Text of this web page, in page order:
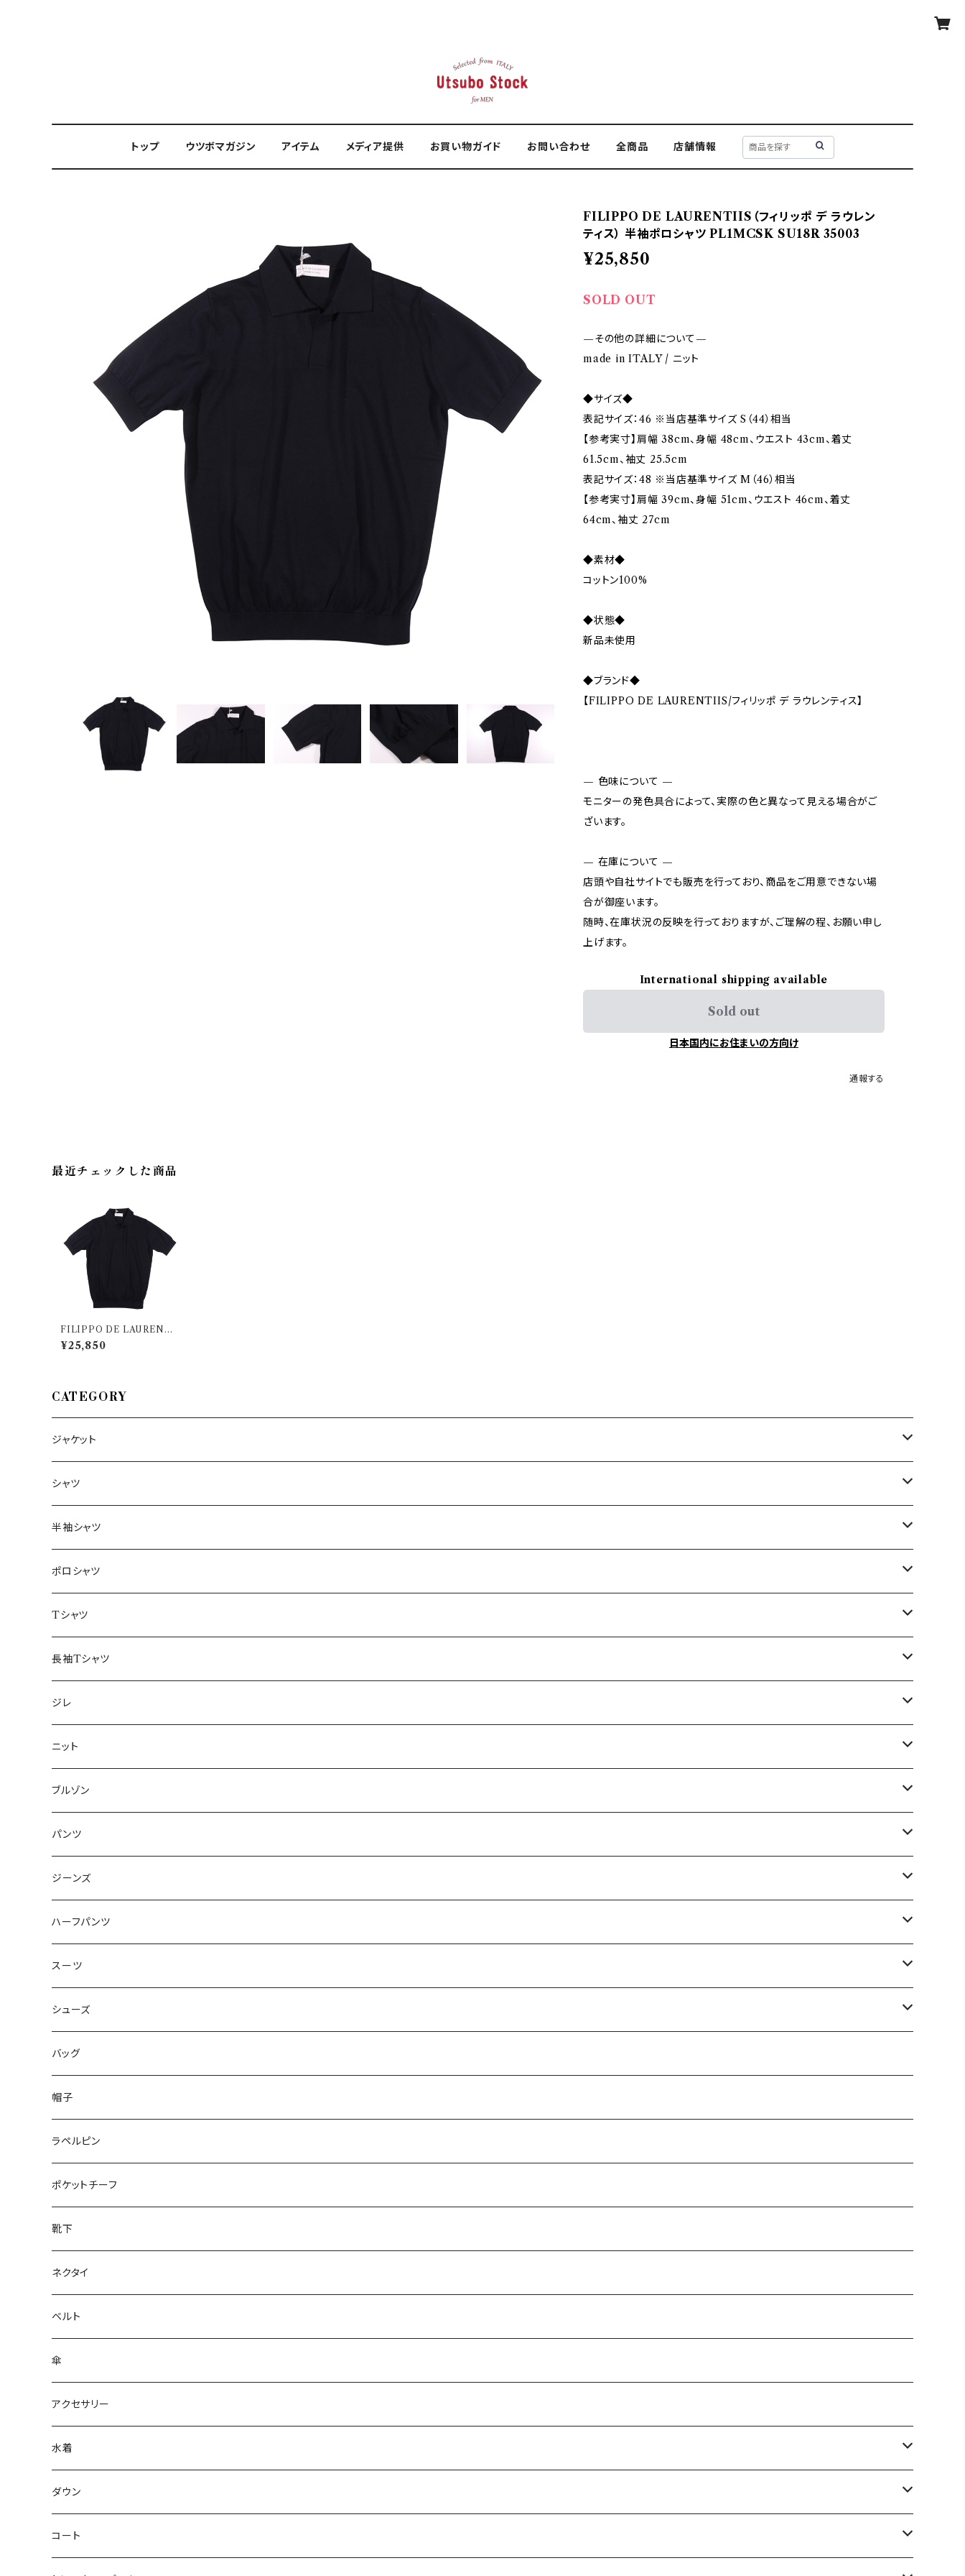
トップ ウツボマガジン アイテム メディア提供 お買い物ガイド お問い合わせ 全商品 店舗情報
FILIPPO DE LAURENTIIS（フィリッポ デ ラウレン
ティス） 半袖ポロシャツ PL1MCSK SU18R 35003
¥25,850
SOLD OUT
—その他の詳細について—
made in ITALY / ニット
◆サイズ◆
表記サイズ：46 ※当店基準サイズ S（44）相当
【参考実寸】肩幅 38cm、身幅 48cm、ウエスト 43cm、着丈
61.5cm、袖丈 25.5cm
表記サイズ：48 ※当店基準サイズ M（46）相当
【参考実寸】肩幅 39cm、身幅 51cm、ウエスト 46cm、着丈
64cm、袖丈 27cm
◆素材◆
コットン100%
◆状態◆
新品未使用
◆ブランド◆
【FILIPPO DE LAURENTIIS/フィリッポ デ ラウレンティス】
— 色味について —
モニターの発色具合によって、実際の色と異なって見える場合がご
ざいます。
— 在庫について —
店頭や自社サイトでも販売を行っており、商品をご用意できない場
合が御座います。
随時、在庫状況の反映を行っておりますが、ご理解の程、お願い申し
上げます。
International shipping available
Sold out
日本国内にお住まいの方向け
通報する
最近チェックした商品
FILIPPO DE LAURENTII
S（フィリッポ デ ラウレンティ
ス） 半袖ポロシャツ PL1MC
¥25,850
CATEGORY
ジャケット
～44/S
46/M
48/L
50/XL～
シャツ
～44/S
46/M
48/L
50/XL～
半袖シャツ
～44/S
46/M
48/L
50/XL～
ポロシャツ
～44/S
46/M
48/L
50/XL～
Tシャツ
～44/S
46/M
48/L
50/XL～
長袖Tシャツ
～44/S
46/M
48/L
50/XL～
ジレ
～44/S
46/M
48/L
50/XL～
ニット
～44/S
46/M
48/L
50/XL～
ブルゾン
～44/S
46/M
48/L
50/XL～
パンツ
～44/S
46/M
48/L
50/XL～
ジーンズ
～44/S
46/M
48/L
50/XL～
ハーフパンツ
～44/S
46/M
48/L
50/XL～
スーツ
～44/S
46/M
48/L
50/XL～
シューズ
～25.5cm
26cm～
27cm～
28cm～
バッグ
帽子
ラペルピン
ポケットチーフ
靴下
ネクタイ
ベルト
傘
アクセサリー
水着
～44/S
46/M
ダウン
～44/S
コート